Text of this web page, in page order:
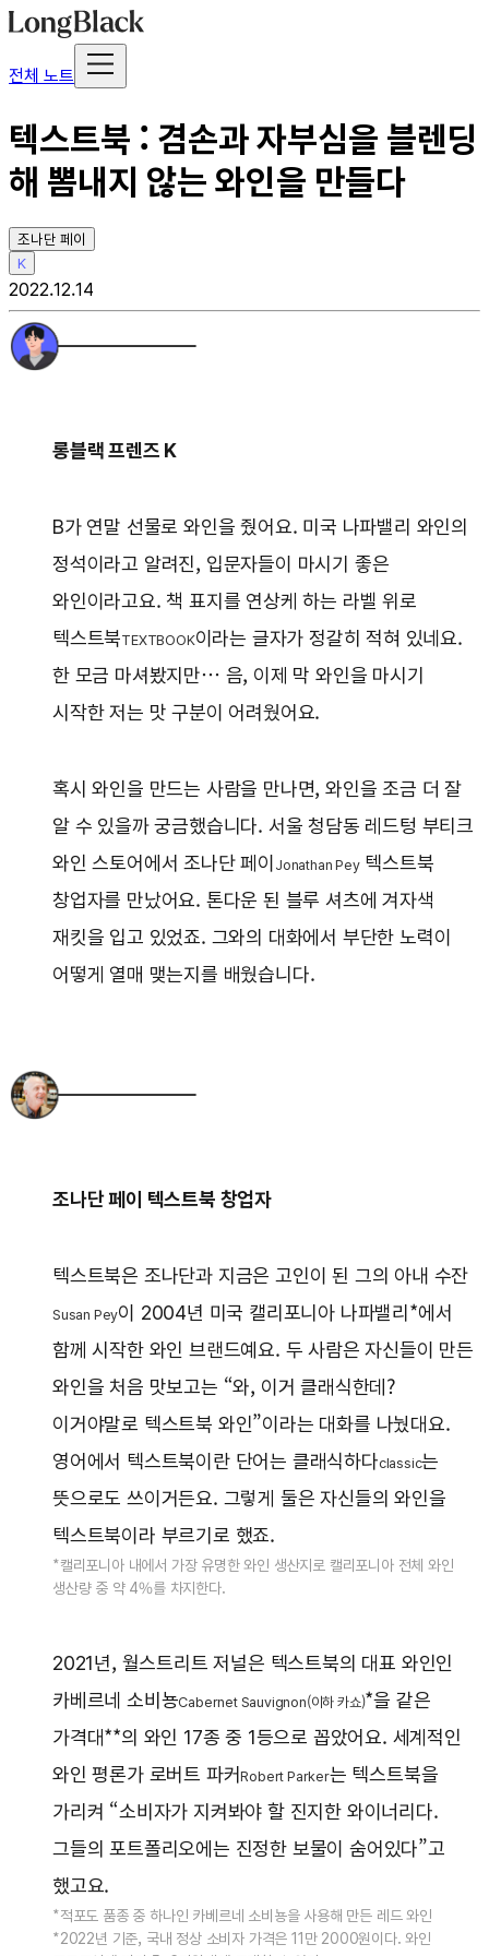
전체 노트
텍스트북 : 겸손과 자부심을 블렌딩
해 뽐내지 않는 와인을 만들다
조나단 페이
K
2022.12.14
롱블랙 프렌즈 K
B가 연말 선물로 와인을 줬어요. 미국 나파밸리 와인의
정석이라고 알려진, 입문자들이 마시기 좋은
와인이라고요. 책 표지를 연상케 하는 라벨 위로
텍스트북TEXTBOOK이라는 글자가 정갈히 적혀 있네요.
한 모금 마셔봤지만… 음, 이제 막 와인을 마시기
시작한 저는 맛 구분이 어려웠어요.
혹시 와인을 만드는 사람을 만나면, 와인을 조금 더 잘
알 수 있을까 궁금했습니다. 서울 청담동 레드텅 부티크
와인 스토어에서 조나단 페이 Jonathan Pey텍스트북
창업자를 만났어요. 톤다운 된 블루 셔츠에 겨자색
재킷을 입고 있었죠. 그와의 대화에서 부단한 노력이
어떻게 열매 맺는지를 배웠습니다.
조나단 페이 텍스트북 창업자
텍스트북은 조나단과 지금은 고인이 된 그의 아내 수잔
Susan Pey이 2004년 미국 캘리포니아 나파밸리*에서
함께 시작한 와인 브랜드예요. 두 사람은 자신들이 만든
와인을 처음 맛보고는 “와, 이거 클래식한데?
이거야말로 텍스트북 와인”이라는 대화를 나눴대요.
영어에서 텍스트북이란 단어는 클래식하다classic는
뜻으로도 쓰이거든요. 그렇게 둘은 자신들의 와인을
텍스트북이라 부르기로 했죠.
*캘리포니아 내에서 가장 유명한 와인 생산지로 캘리포니아 전체 와인
생산량 중 약 4%를 차지한다.
2021년, 월스트리트 저널은 텍스트북의 대표 와인인
카베르네 소비뇽Cabernet Sauvignon(이하 카쇼)*을 같은
가격대**의 와인 17종 중 1등으로 꼽았어요. 세계적인
와인 평론가 로버트 파커Robert Parker는 텍스트북을
가리켜 “소비자가 지켜봐야 할 진지한 와이너리다.
그들의 포트폴리오에는 진정한 보물이 숨어있다”고
했고요.
*적포도 품종 중 하나인 카베르네 소비뇽을 사용해 만든 레드 와인
*2022년 기준, 국내 정상 소비자 가격은 11만 2000원이다. 와인